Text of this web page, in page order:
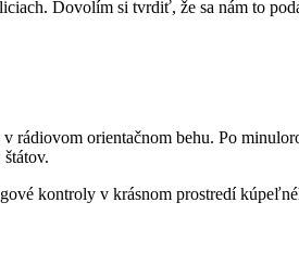
Dovolím si tvrdiť, že sa nám to
orientačnom behu. Po
kontroly v krásnom prostredí